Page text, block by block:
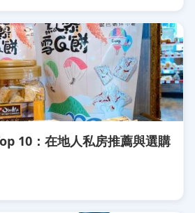
10：在地人私房推薦與選購